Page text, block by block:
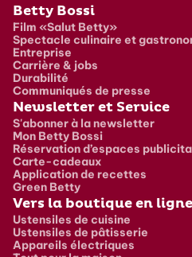
Pied de page
Betty Bossi
Film «Salut Betty»
Spectacle culinaire et
Entreprise
Carrière & jobs
Durabilité
Communiqués de presse
Newsletter et Service
S'abonner à la newsletter
Mon Betty Bossi
Réservation d’espaces
Carte-cadeaux
Application de recettes
Green Betty
Vers la boutique en ligne
Ustensiles de cuisine
Ustensiles de pâtisserie
Appareils électriques